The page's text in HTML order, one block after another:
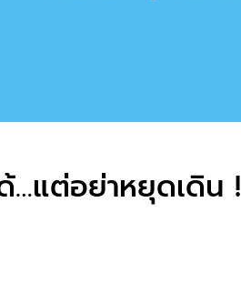
แต่อย่าหยุดเดิน !